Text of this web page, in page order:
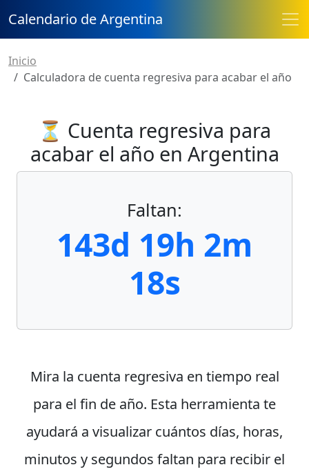
Calendario de Argentina
Inicio
Calculadora de cuenta regresiva para acabar el año
⏳ Cuenta regresiva para
acabar el año en Argentina
Faltan:
143d 19h 2m
18s
Mira la cuenta regresiva en tiempo real
para el fin de año. Esta herramienta te
ayudará a visualizar cuántos días, horas,
minutos y segundos faltan para recibir el